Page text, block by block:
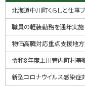
イ
ド
メ
ニ
北海道中川町くらしと仕事
職員の軽装勤務を通年実施
物価高騰対応重点支援地
令和8年度上川管内町村等
新型コロナウイルス感染